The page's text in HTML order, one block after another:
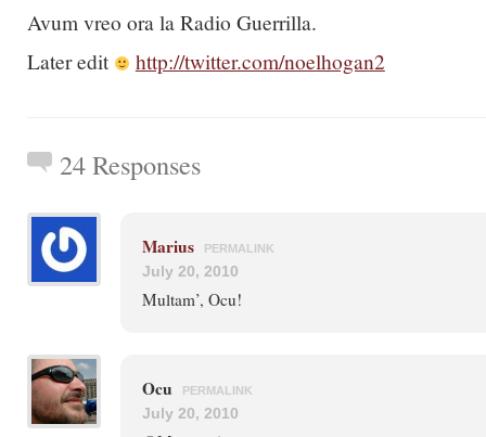
Avum vreo ora la Radio Guerrilla.
Later edit
http://twitter.com/noelhogan2
24 Responses
Marius PERMALINK
July 20, 2010
Multam’, Ocu!
Ocu PERMALINK
July 20, 2010